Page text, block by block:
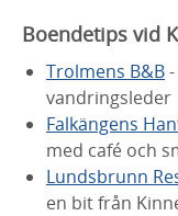
Boendetips vid
Trolmens B&B
vandringsleder
Falkängens
med café och
Lundsbrunn
en bit från